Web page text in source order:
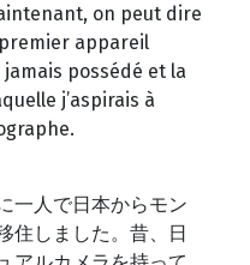
on peut dire
appareil
jamais possédé et la
j’aspirais à
一人で日本からモン
住しました。昔、日